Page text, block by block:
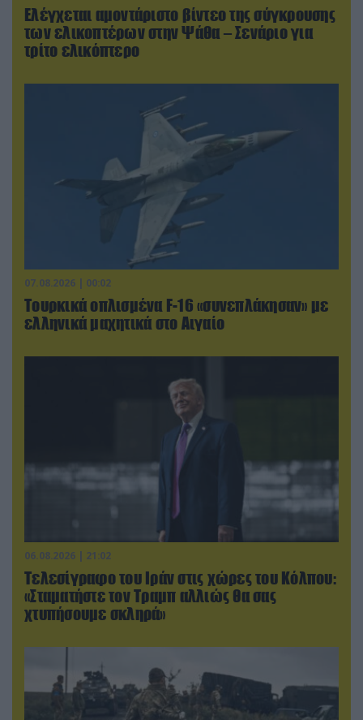
Ελέγχεται αμοντάριστο βίντεο της σύγκρουσης
των ελικοπτέρων στην Ψάθα – Σενάριο για
τρίτο ελικόπτερο
07.08.2026 | 00:02
Τουρκικά οπλισμένα F-16 «συνεπλάκησαν» με
ελληνικά μαχητικά στο Αιγαίο
06.08.2026 | 21:02
Τελεσίγραφο του Ιράν στις χώρες του Κόλπου:
«Σταματήστε τον Τραμπ αλλιώς θα σας
χτυπήσουμε σκληρά»